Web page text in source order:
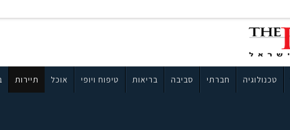
טכנולוגיה חברתי סביבה בריאות טיפוח ויופי אוכל תיירות